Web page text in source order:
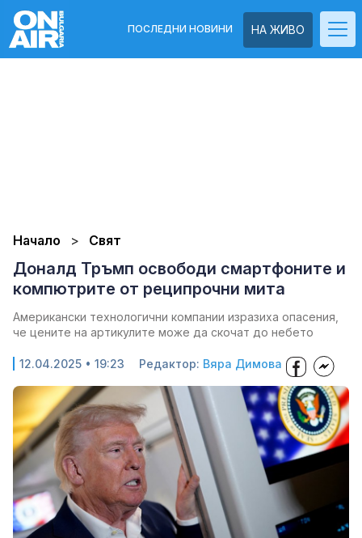
НА ЖИВО
ПОСЛЕДНИ НОВИНИ
Начало Свят
Доналд Тръмп освободи смартфоните и
компютрите от реципрочни мита
Американски технологични компании изразиха опасения,
че цените на артикулите може да скочат до небето
12.04.2025 • 19:23 Редактор: Вяра Димова